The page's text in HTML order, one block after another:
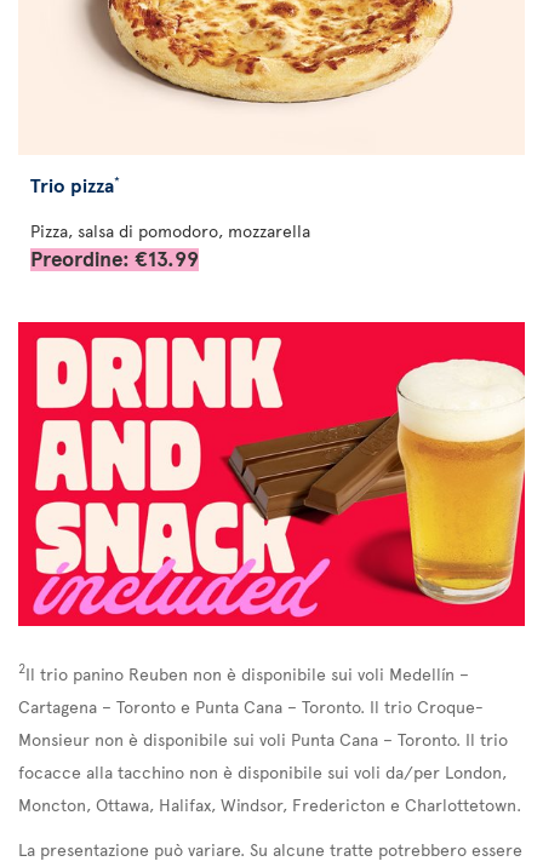
Trio pizza*
Pizza, salsa di pomodoro, mozzarella
Preordine: €13.99
2Il trio panino Reuben non è disponibile sui voli Medellín –
Cartagena – Toronto e Punta Cana – Toronto. Il trio Croque-
Monsieur non è disponibile sui voli Punta Cana – Toronto. Il trio
focacce alla tacchino non è disponibile sui voli da/per London,
Moncton, Ottawa, Halifax, Windsor, Fredericton e Charlottetown.
La presentazione può variare. Su alcune tratte potrebbero essere